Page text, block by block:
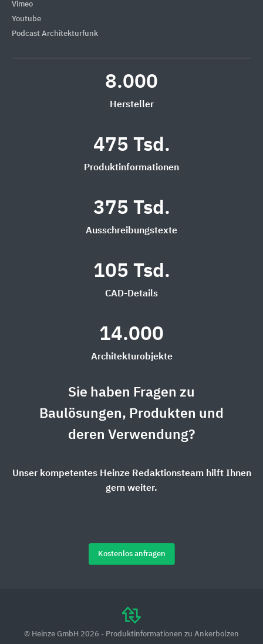
Vimeo
Youtube
Podcast Architekturfunk
8.000
Hersteller
475 Tsd.
Produktinformationen
375 Tsd.
Ausschreibungstexte
105 Tsd.
CAD-Details
14.000
Architekturobjekte
Sie haben Fragen zu
Baulösungen, Produkten und
deren Verwendung?
Unser kompetentes Heinze Redaktionsteam hilft Ihnen
gern weiter.
Kostenlos anfragen
© Heinze GmbH 2026 - Produktinformationen zu Ankerbolzen